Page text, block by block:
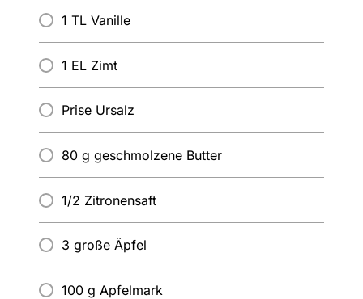
1 TL Vanille
1 EL Zimt
Prise Ursalz
80 g geschmolzene Butter
1/2 Zitronensaft
3 große Äpfel
100 g Apfelmark